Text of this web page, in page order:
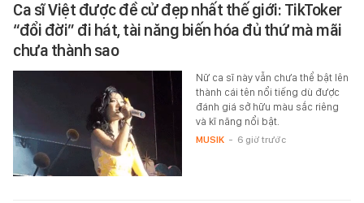
Ca sĩ Việt được đề cử đẹp nhất thế giới: TikToker
“đổi đời” đi hát, tài năng biến hóa đủ thứ mà mãi
chưa thành sao
Nữ ca sĩ này vẫn chưa thể bật lên
thành cái tên nổi tiếng dù được
đánh giá sở hữu màu sắc riêng
và kĩ năng nổi bật.
MUSIK - 6 giờ trước